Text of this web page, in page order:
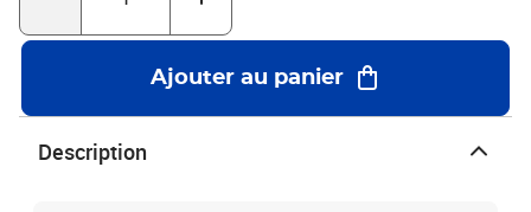
Ajouter au panier
Description